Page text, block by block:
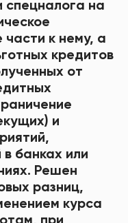
спецналога на
к нему, а
кредитов
от
и
банках или
Решен
разниц,
курса
при